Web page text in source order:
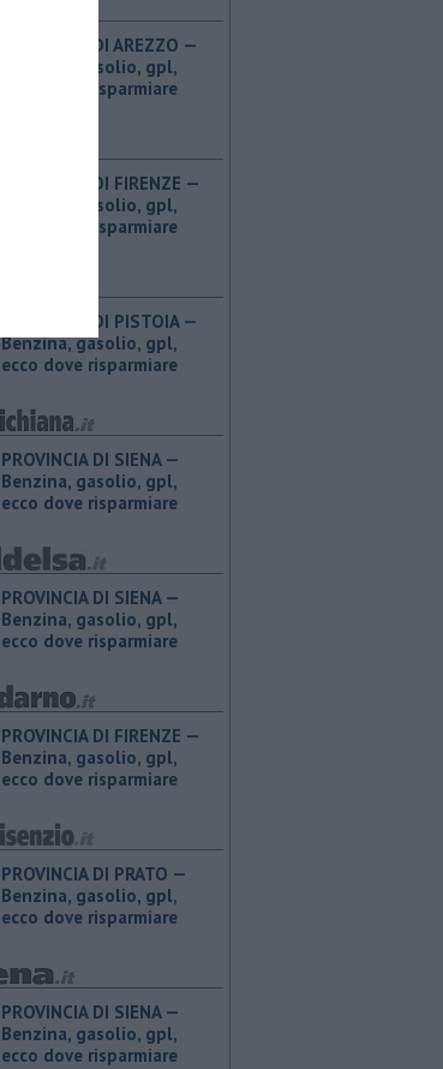
PROVINCIA DI AREZZO — ​
Benzina, gasolio, gpl,
ecco dove risparmiare
PROVINCIA DI FIRENZE — ​
Benzina, gasolio, gpl,
ecco dove risparmiare
PROVINCIA DI PISTOIA — ​
Benzina, gasolio, gpl,
ecco dove risparmiare
PROVINCIA DI SIENA — ​
Benzina, gasolio, gpl,
ecco dove risparmiare
PROVINCIA DI SIENA — ​
Benzina, gasolio, gpl,
ecco dove risparmiare
PROVINCIA DI FIRENZE — ​
Benzina, gasolio, gpl,
ecco dove risparmiare
PROVINCIA DI PRATO — ​
Benzina, gasolio, gpl,
ecco dove risparmiare
PROVINCIA DI SIENA — ​
Benzina, gasolio, gpl,
ecco dove risparmiare